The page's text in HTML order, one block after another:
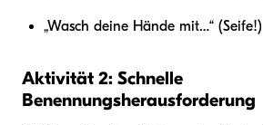
„Wasch deine Hände mit…“ (Seife!)
Aktivität 2: Schnelle
Benennungsherausforderung